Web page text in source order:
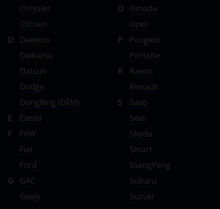
Chrysler
Citroen
D
Daewoo
Daihatsu
Datsun
Dodge
Dongfeng (DFM)
E
Exeed
F
FAW
Fiat
Ford
G
GAC
Geely
O
Omoda
Opel
P
Peugeot
Porsche
R
Ravon
Renault
S
Saab
Seat
Skoda
Smart
SsangYong
Subaru
Suzuki